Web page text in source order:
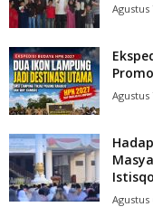
Agustus
Agustus
Istisqo
Agustus